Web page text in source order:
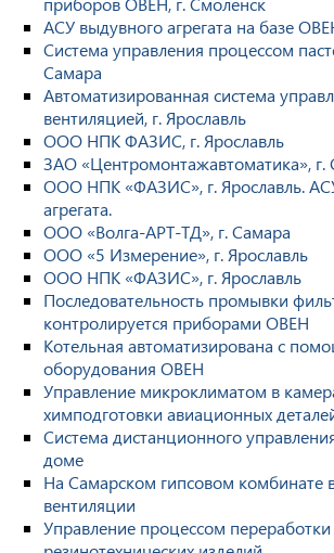
АСУ выдувного агрегата на базе
Система управления процессом
Самара
Автоматизированная система
вентиляцией, г. Ярославль
ООО НПК ФАЗИС, г. Ярославль
ЗАО «Центромонтажавтоматика», г.
ООО НПК «ФАЗИС», г. Ярославль.
агрегата.
ООО «Волга-АРТ-ТД», г. Самара
ООО «5 Измерение», г. Ярославль
ООО НПК «ФАЗИС», г. Ярославль
Последовательность промывки
контролируется приборами ОВЕН
Котельная автоматизирована с
оборудования ОВЕН
Управление микроклиматом в
химподготовки авиационных
Система дистанционного
доме
На Самарском гипсовом комбинате
вентиляции
Управление процессом переработки